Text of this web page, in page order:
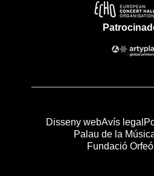
Disseny webAvís legal
Palau de la
Fundació